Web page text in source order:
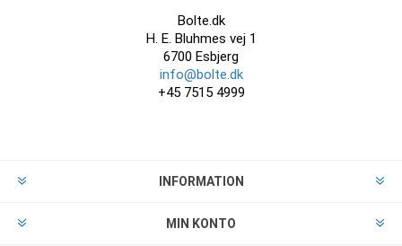
Bolte.dk
H. E. Bluhmes vej 1
6700 Esbjerg
info@bolte.dk
+45 7515 4999
INFORMATION
MIN KONTO